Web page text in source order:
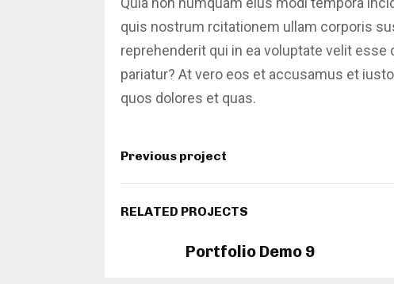
quis nostrum rcitationem ullam corporis
reprehenderit qui in ea voluptate velit
pariatur? At vero eos et accusamus et
quos dolores et quas.
Previous project
RELATED PROJECTS
Portfolio Demo 9